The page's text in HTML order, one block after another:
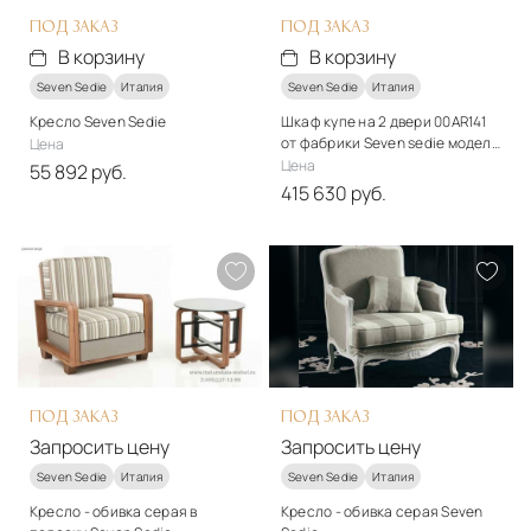
ПОД ЗАКАЗ
В корзину
Seven Sedie Италия
Кресло Seven Sedie
Цена
55 892 руб.
Подробнее
В корзину
ПОД ЗАКАЗ
В корзину
Seven Sedie Италия
Шкаф купе на 2 двери 00AR141
от фабрики Seven sedie модель
Butterfly
Цена
415 630 руб.
классический
Подробнее
В корзину
ПОД ЗАКАЗ
Запросить цену
Seven Sedie Италия
Кресло - обивка серая в
ПОД ЗАКАЗ
Запросить цену
Seven Sedie Италия
Кресло - обивка серая Seven